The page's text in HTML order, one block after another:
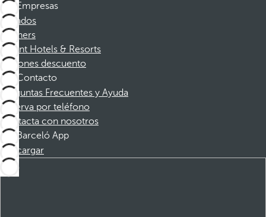
Empresas
Afiliados
Partners
Dorint Hotels & Resorts
Cupones descuento
Contacto
Preguntas Frecuentes y Ayuda
Reserva por teléfono
Contacta con nosotros
Barceló App
Descargar